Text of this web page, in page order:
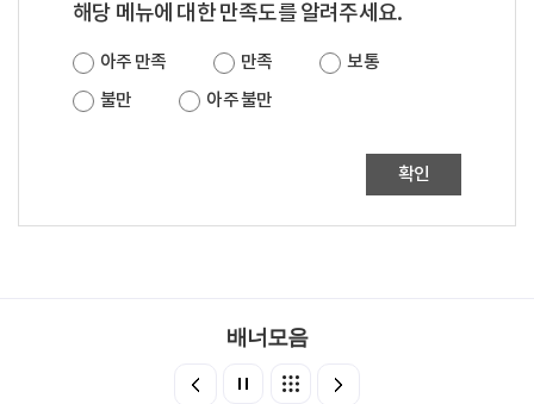
해당 메뉴에 대한 만족도를 알려주세요.
아주 만족 만족
보통
불만
아주 불만
확인
배너모음